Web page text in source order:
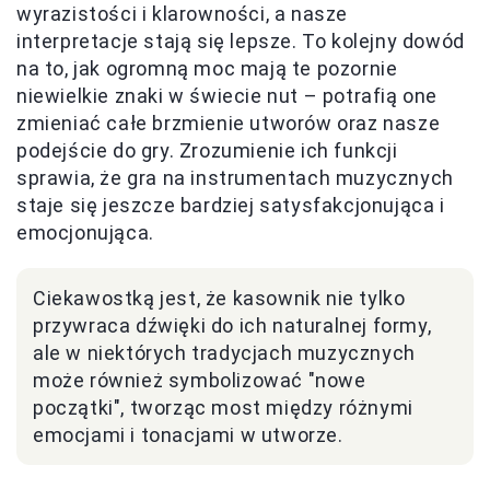
wyrazistości i klarowności, a nasze
interpretacje stają się lepsze. To kolejny dowód
na to, jak ogromną moc mają te pozornie
niewielkie znaki w świecie nut – potrafią one
zmieniać całe brzmienie utworów oraz nasze
podejście do gry. Zrozumienie ich funkcji
sprawia, że gra na instrumentach muzycznych
staje się jeszcze bardziej satysfakcjonująca i
emocjonująca.
Ciekawostką jest, że kasownik nie tylko
przywraca dźwięki do ich naturalnej formy,
ale w niektórych tradycjach muzycznych
może również symbolizować "nowe
początki", tworząc most między różnymi
emocjami i tonacjami w utworze.